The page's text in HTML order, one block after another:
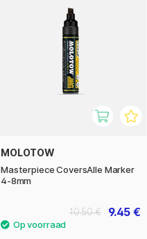
MOLOTOW
Masterpiece CoversAlle Marker
4-8mm
9.45 €
10.50 €